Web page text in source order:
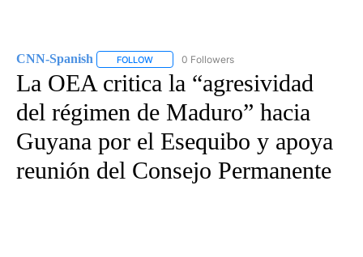
CNN-Spanish FOLLOW FOLLOW "CNN-SPANISH" TO RECEIVE
0 Followers
La OEA critica la “agresividad
del régimen de Maduro” hacia
Guyana por el Esequibo y apoya
reunión del Consejo Permanente